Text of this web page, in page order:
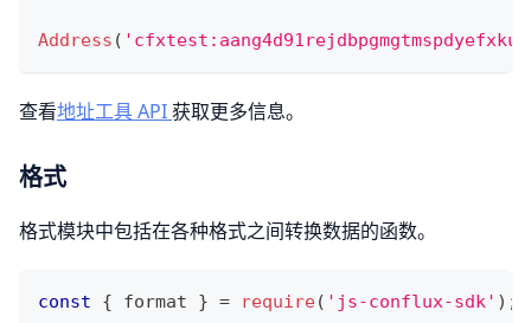
Address (
查看地址工具 API获取更多信息。
格式
格式模块中包括在各种格式之间转换数据的函数。
const { format } = require( 'js-conflux-sdk' ) ;